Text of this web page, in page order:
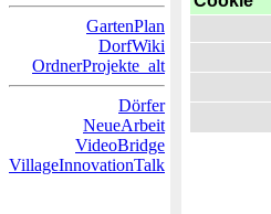
GartenPlan
DorfWiki
OrdnerProjekte_alt
Dörfer
NeueArbeit
VideoBridge
VillageInnovationTalk